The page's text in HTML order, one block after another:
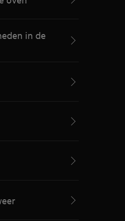
in de